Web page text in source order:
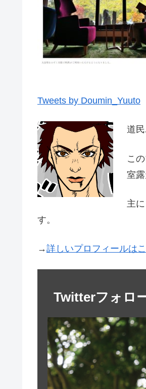
Tweets by Doumin_Yuuto
道
こ
室
主
す。
→詳しいプロフィールは
Twitterフォロ